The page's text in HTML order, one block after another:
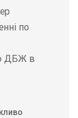
по
ДБЖ в